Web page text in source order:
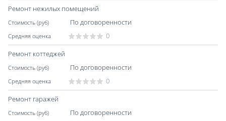
Ремонт нежилых помещений
По договоренности
0
Ремонт коттеджей
По договоренности
0
Ремонт гаражей
По договоренности